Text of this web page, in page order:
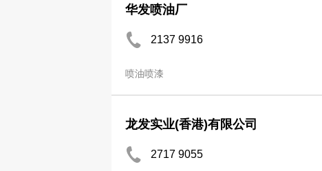
华发喷油厂
2137 9916
喷油喷漆
龙发实业(香港)有限公司
2717 9055